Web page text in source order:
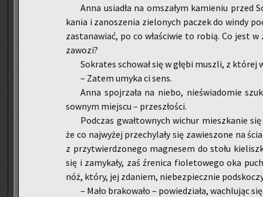
Anna usia­dła na omsza­łym ka­mie­niu
ka­nia i za­no­sze­nia zie­lo­nych pa­czek do windy
za­sta­na­wiać, po co wła­ści­wie to robią. Co jest
za­wo­zi?
So­kra­tes scho­wał się w głębi musz­li, z któ­rej
– Zatem umyka ci sens.
Anna spoj­rza­ła na niebo, nie­świa­do­mie
sow­nym miej­scu – prze­szło­ści.
Pod­czas gwał­tow­nych wi­chur miesz­ka­nie
że co naj­wy­żej prze­chy­la­ły się za­wie­szo­ne na
z przy­twier­dzo­ne­go ma­gne­sem do stołu
się i za­my­ka­ły, zaś źre­ni­ca fio­le­to­we­go oka
nóż, który, jej zda­niem, nie­bez­piecz­nie
– Mało bra­ko­wa­ło – po­wie­dzia­ła, wa­chlu­jąc